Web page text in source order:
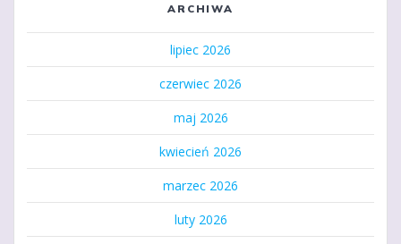
ARCHIWA
lipiec 2026
czerwiec 2026
maj 2026
kwiecień 2026
marzec 2026
luty 2026